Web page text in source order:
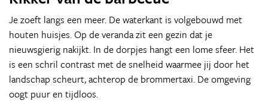
Je zoeft langs een meer. De waterkant is volgebouwd met
houten huisjes. Op de veranda zit een gezin dat je
nieuwsgierig nakijkt. In de dorpjes hangt een lome sfeer. Het
is een schril contrast met de snelheid waarmee jij door het
landschap scheurt, achterop de brommertaxi. De omgeving
oogt puur en tijdloos.